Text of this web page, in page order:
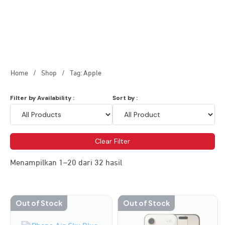
Home / Shop / Tag: Apple
Filter by Availability : Sort by :
Clear Filter
Menampilkan 1–20 dari 32 hasil
Out of Stock
Produk
Out of Stock
Produk